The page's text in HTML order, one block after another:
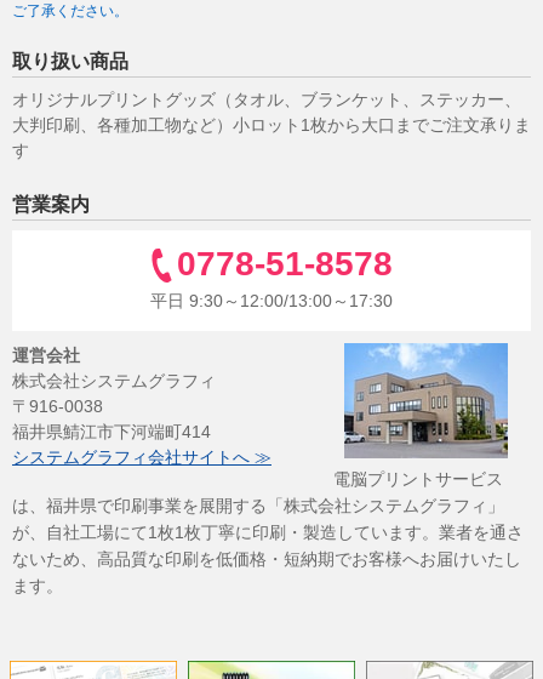
ご了承ください。
取り扱い商品
オリジナルプリントグッズ（タオル、ブランケット、ステッカー、
大判印刷、各種加工物など）小ロット1枚から大口までご注文承りま
す
営業案内
0778-51-8578
平日 9:30～12:00/13:00～17:30
運営会社
株式会社システムグラフィ
〒916-0038
福井県鯖江市下河端町414
システムグラフィ会社サイトへ ≫
電脳プリントサービス
は、福井県で印刷事業を展開する「株式会社システムグラフィ」
が、自社工場にて1枚1枚丁寧に印刷・製造しています。業者を通さ
ないため、高品質な印刷を低価格・短納期でお客様へお届けいたし
ます。